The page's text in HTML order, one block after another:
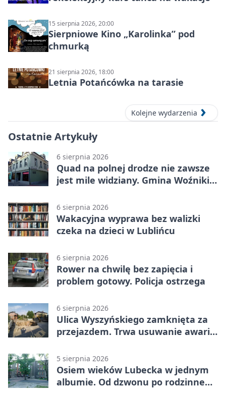
15 sierpnia 2026, 20:00
Sierpniowe Kino „Karolinka” pod
chmurką
21 sierpnia 2026, 18:00
Letnia Potańcówka na tarasie
Kolejne wydarzenia
Ostatnie Artykuły
6 sierpnia 2026
Quad na polnej drodze nie zawsze
jest mile widziany. Gmina Woźniki
6 sierpnia 2026
Wakacyjna wyprawa bez walizki
czeka na dzieci w Lublińcu
6 sierpnia 2026
Rower na chwilę bez zapięcia i
problem gotowy. Policja ostrzega
6 sierpnia 2026
Ulica Wyszyńskiego zamknięta za
przejazdem. Trwa usuwanie awarii
5 sierpnia 2026
Osiem wieków Lubecka w jednym
albumie. Od dzwonu po rodzinne